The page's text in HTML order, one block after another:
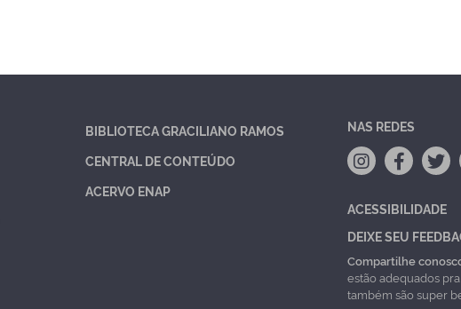
BIBLIOTECA GRACILIANO RAMOS
CENTRAL DE CONTEÚDO
ACERVO ENAP
NAS REDES
ACESSIBILIDADE
DEIXE SEU
Compartilhe
estão adequados
também são super